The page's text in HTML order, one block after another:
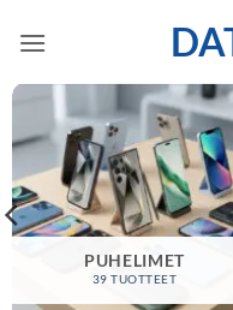
PUHELIMET
39 TUOTTEET